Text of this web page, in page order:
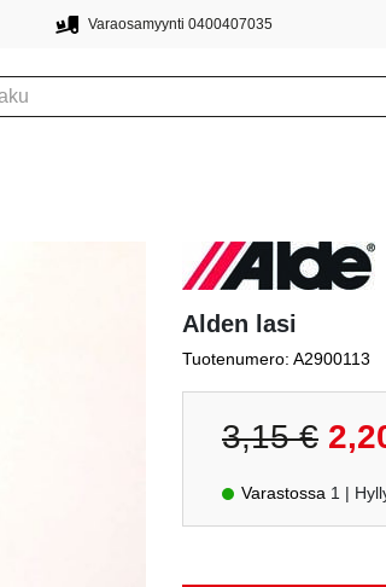
Varaosamyynti 0400407035
Alden lasi
Tuotenumero: A2900113
3,15€ hinta
oli:
Varastossa 1 |